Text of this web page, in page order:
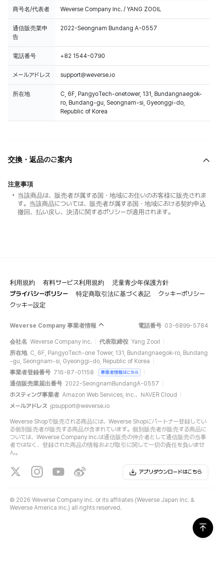
商号名/代表者 Weverse Company Inc. / YANG ZOOIL
通信販売業申
告
2022-Seongnam Bundang A-0557
電話番号 +82 1544-0790
メールアドレス support@weverse.io
所在地
C, 6F, PangyoTech-onetower, 131, Bundangnaegok-
ro, Bundang-gu, Seongnam-si, Gyeonggi-do,
Republic of Korea
交換・返品のご案内
注意事項
当該商品は、販売者が属する国・地域にお住いのお客様に販売されま
す。当該商品については、販売者が属する国・地域における契約申込
撤回、払い戻し、決済に関するポリシーが適用されます。
利用規約 有料サービス利用規約
児童青少年保護方針
プライバシーポリシー
特定商取引法に基づく表記
クッキーポリシー
クッキー設定
Weverse Company 事業者情報 電話番号 03-6899-5784
会社名 Weverse Company Inc. 代表取締役 Yang Zooil
所在地 C, 6F, PangyoTech-one Tower, 131, Bundangnaegok-ro, Bundang
-gu, Seongnam-si, Gyeonggi-do, Republic of Korea
事業者登録番号 716-87-01158 事業者情報はこちら
通信販売業届出番号 2022-SeongnamBundangA-0557
ホスティング事業者 Amazon Web Services, Inc.、NAVER Cloud
メールアドレス jpsupport@weverse.io
Weverse Shopで販売される商品には、Weverse Shopにパートナー登録してい
る個別販売者が販売する商品が含まれています。個別販売者が販売する商品に
ついては、Weverse Company Inc.は通信販売の仲介者として通信販売の当事
者ではなく、登録された商品の情報および取引に関して一切の責任を負いませ
ん。
アプリダウンロードはこちら
© 2026 Weverse Company Inc. or its affiliates (Weverse Japan Inc. &
Weverse America Inc.) all rights reserved.